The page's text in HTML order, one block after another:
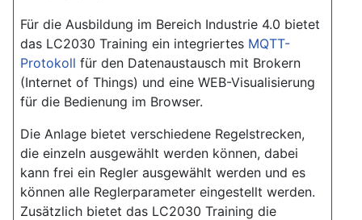
Für die Ausbildung im Bereich Industrie 4.0 bietet
das LC2030 Training ein integriertes MQTT-
Protokoll für den Datenaustausch mit Brokern
(Internet of Things) und eine WEB-Visualisierung
für die Bedienung im Browser.
Die Anlage bietet verschiedene Regelstrecken,
die einzeln ausgewählt werden können, dabei
kann frei ein Regler ausgewählt werden und es
können alle Reglerparameter eingestellt werden.
Zusätzlich bietet das LC2030 Training die